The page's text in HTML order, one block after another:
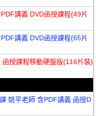
講義 DVD函授課程(49片
講義 DVD函授課程(65片
授課程移動硬盤版(116片裝)
姚平老師 含PDF講義 函授D